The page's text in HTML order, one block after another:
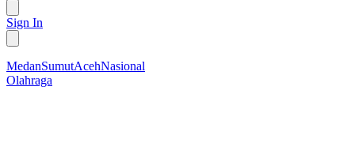
Sign In
MedanSumutAcehNasional
Olahraga